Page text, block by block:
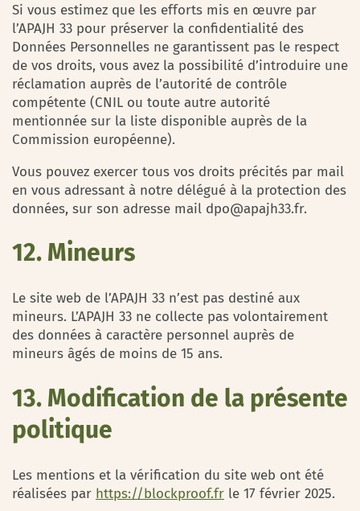
Si vous estimez que les efforts mis en œuvre par
l’APAJH 33 pour préserver la confidentialité des
Données Personnelles ne garantissent pas le respect
de vos droits, vous avez la possibilité d’introduire une
réclamation auprès de l’autorité de contrôle
compétente (CNIL ou toute autre autorité
mentionnée sur la liste disponible auprès de la
Commission européenne).
Vous pouvez exercer tous vos droits précités par mail
en vous adressant à notre délégué à la protection des
données, sur son adresse mail dpo@apajh33.fr.
12. Mineurs
Le site web de l’APAJH 33 n’est pas destiné aux
mineurs. L’APAJH 33 ne collecte pas volontairement
des données à caractère personnel auprès de
mineurs âgés de moins de 15 ans.
13. Modification de la présente
politique
Les mentions et la vérification du site web ont été
réalisées par https://blockproof.fr le 17 février 2025.